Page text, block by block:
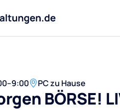
–9:00 PC zu Hause
BÖRSE!